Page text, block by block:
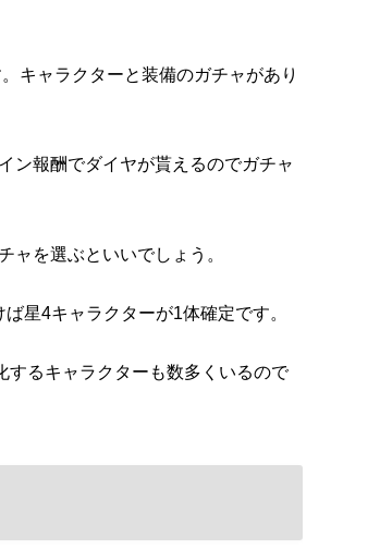
キャラクターと装備のガチャがあり
ン報酬でダイヤが貰えるのでガチャ
ャを選ぶといいでしょう。
星4キャラクターが1体確定です。
るキャラクターも数多くいるので